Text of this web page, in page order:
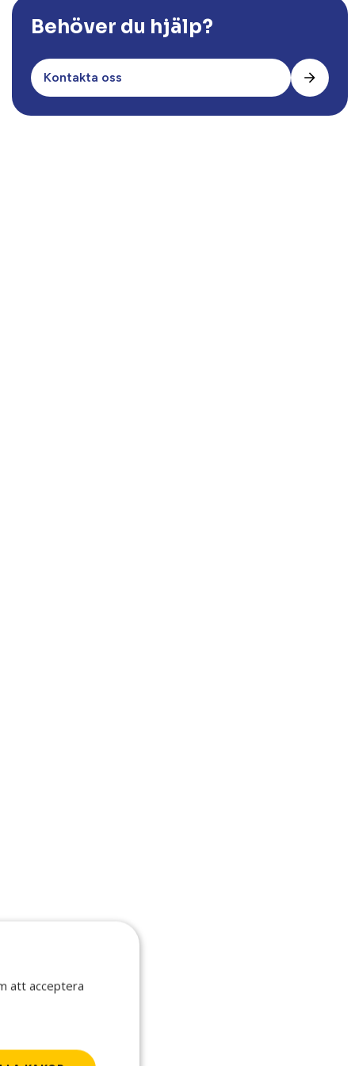
Behöver du hjälp?
Kontakta oss
att acceptera